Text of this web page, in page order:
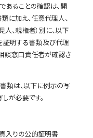
あることの確認は、開
に加え、任意代理人、
、親権者）別に、以下
証明する書類及び代理
談窓口責任者が確認さ
類は、以下に例示の写
が必要です。
入りの公的証明書